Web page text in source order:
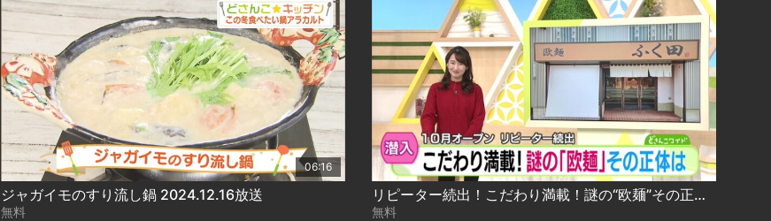
06:16
ジャガイモのすり流し鍋 2024.12.16放送
無料
リピーター続出！こだわり満載！謎の“欧麺”その正体は 2024.12.16放送
無料